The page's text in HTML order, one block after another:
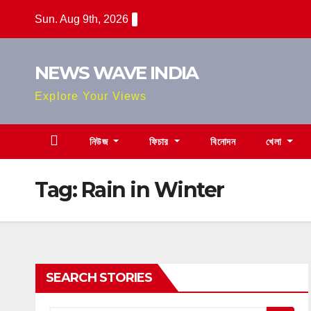
Sun. Aug 9th, 2026
NEWS WAVE INDIA
Explore Your Views
নিউজ ফিচার বিনোদন খেলা
Tag: Rain in Winter
SEARCH STORIES